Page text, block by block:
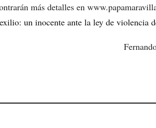
más detalles en
un inocente ante la ley de violencia